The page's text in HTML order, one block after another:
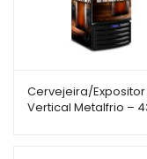
Cervejeira/Expositor
Vertical Metalfrio –